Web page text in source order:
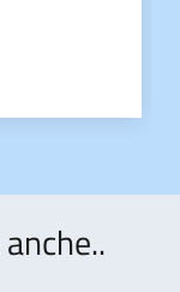
2026